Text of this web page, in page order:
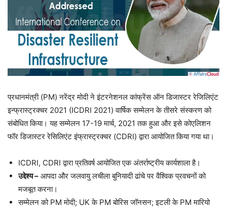
प्रधानमंत्री (PM) नरेंद्र मोदी ने इंटरनेशनल कांफ्रेंस ऑन डिजास्टर रेजिलिएंट
इन्फ्रास्ट्रक्चर 2021 (ICDRI 2021) वार्षिक सम्मेलन के तीसरे संस्करण को
संबोधित किया। यह सम्मेलन 17-19 मार्च, 2021 तक हुआ और इसे कोएलिशन
फॉर डिजास्टर रेसिलिएंट इंफ्रास्ट्रक्चर (CDRI) द्वारा आयोजित किया गया था।
ICDRI, CDRI द्वारा प्रतिवर्ष आयोजित एक अंतर्राष्ट्रीय कार्यशाला है।
उद्देश्य – आपदा और जलवायु लचीला बुनियादी ढांचे पर वैश्विक प्रवचनों को
मजबूत करना।
सम्मेलन को PM मोदी; UK के PM बोरिस जॉनसन; इटली के PM मारियो